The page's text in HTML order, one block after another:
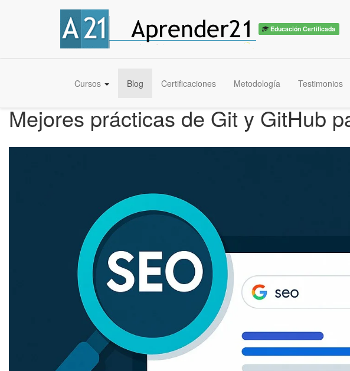
Educación Certificada
Cursos Blog Certificaciones Metodología Testimonios
Mejores prácticas de Git y GitHub